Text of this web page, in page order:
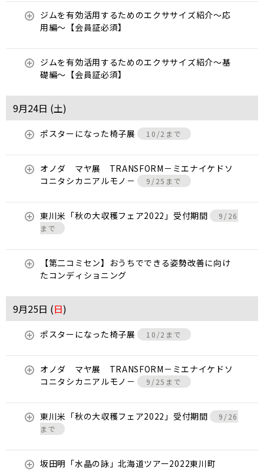
ジムを有効活用するためのエクササイズ紹介〜応
用編〜【会員証必須】
ジムを有効活用するためのエクササイズ紹介〜基
礎編〜【会員証必須】
9月24日 (土)
ポスターになった椅子展 10/2まで
オノダ マヤ展 TRANSFORM－ミエナイケドソ
コニタシカニアルモノ－
9/25まで
東川米「秋の大収穫フェア2022」受付期間
9/26
まで
【第二コミセン】おうちでできる姿勢改善に向け
たコンディショニング
9月25日 (日)
ポスターになった椅子展 10/2まで
オノダ マヤ展 TRANSFORM－ミエナイケドソ
コニタシカニアルモノ－
9/25まで
東川米「秋の大収穫フェア2022」受付期間
9/26
まで
坂田明「水晶の詠」北海道ツアー2022東川町